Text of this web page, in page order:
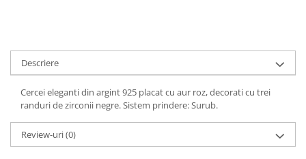
Descriere
Cercei eleganti din argint 925 placat cu aur roz, decorati cu trei
randuri de zirconii negre. Sistem prindere: Surub.
Review-uri(0)